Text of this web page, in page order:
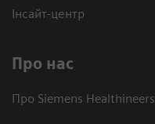
Інсайт-центр
Про нас
Про Siemens Healthineers